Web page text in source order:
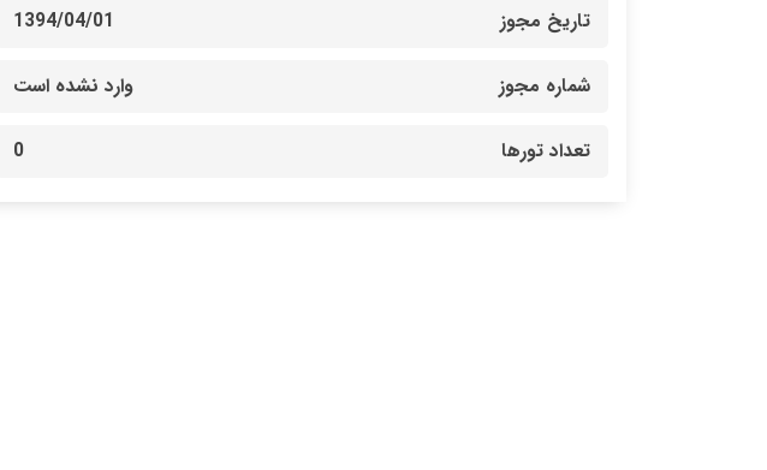
تاریخ مجوز 1394/04/01
شماره مجوز وارد نشده است
تعداد تورها 0